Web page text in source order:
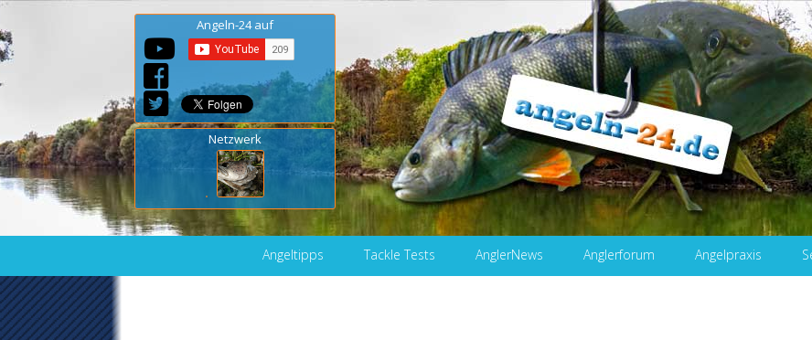
Angeln-24 auf
Netzwerk
Angeltipps Tackle Tests AnglerNews Anglerforum Angelpraxis